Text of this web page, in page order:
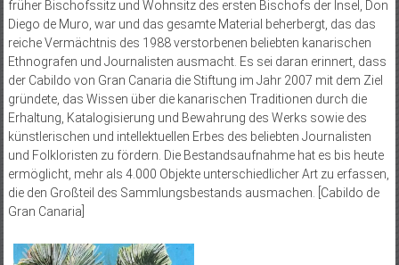
früher Bischofssitz und Wohnsitz des ersten Bischofs der Insel, Don
Diego de Muro, war und das gesamte Material beherbergt, das das
reiche Vermächtnis des 1988 verstorbenen beliebten kanarischen
Ethnografen und Journalisten ausmacht. Es sei daran erinnert, dass
der Cabildo von Gran Canaria die Stiftung im Jahr 2007 mit dem Ziel
gründete, das Wissen über die kanarischen Traditionen durch die
Erhaltung, Katalogisierung und Bewahrung des Werks sowie des
künstlerischen und intellektuellen Erbes des beliebten Journalisten
und Folkloristen zu fördern. Die Bestandsaufnahme hat es bis heute
ermöglicht, mehr als 4.000 Objekte unterschiedlicher Art zu erfassen,
die den Großteil des Sammlungsbestands ausmachen. [Cabildo de
Gran Canaria]